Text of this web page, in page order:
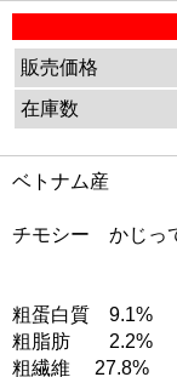
販売価格
在庫数
ベトナム産
チモシー かじっ
粗蛋白質 9.1%
粗脂肪 2.2%
粗繊維 27.8%